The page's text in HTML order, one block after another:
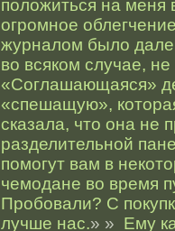
положиться на меня
огромное
журналом было
во всяком случае,
«Соглашающаяся»
«спешащую»,
сказала, что она не
разделительной
помогут вам в
чемодане во время
Пробовали? С
лучше нас.» » Ему